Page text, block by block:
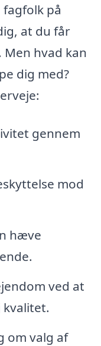
på
at du får
Men hvad kan
dig med?
gennem
mod
hæve
ved at
om valg af